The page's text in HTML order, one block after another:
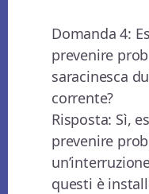
Domanda 4:
prevenire
saracinesca
corrente?
Risposta: Sì,
prevenire
questi è